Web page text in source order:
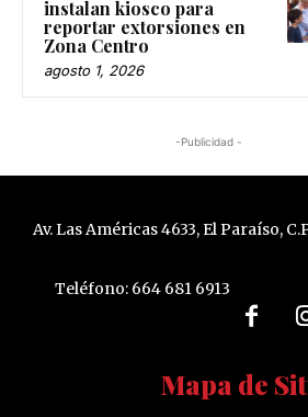
instalan kiosco para
reportar extorsiones en
Zona Centro
agosto 1, 2026
-Publicidad -
Av. Las Américas 4633, El Paraíso,
Teléfono: 664 681 6913
Mapa de